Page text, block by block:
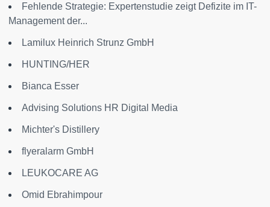
Fehlende Strategie: Expertenstudie zeigt Defizite im IT-
Management der...
Lamilux Heinrich Strunz GmbH
HUNTING/HER
Bianca Esser
Advising Solutions HR Digital Media
Michter's Distillery
flyeralarm GmbH
LEUKOCARE AG
Omid Ebrahimpour